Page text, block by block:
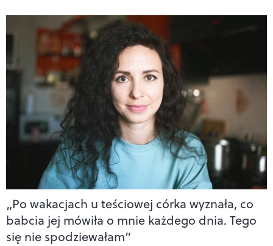
„Po wakacjach u teściowej córka wyznała, co
babcia jej mówiła o mnie każdego dnia. Tego
się nie spodziewałam”